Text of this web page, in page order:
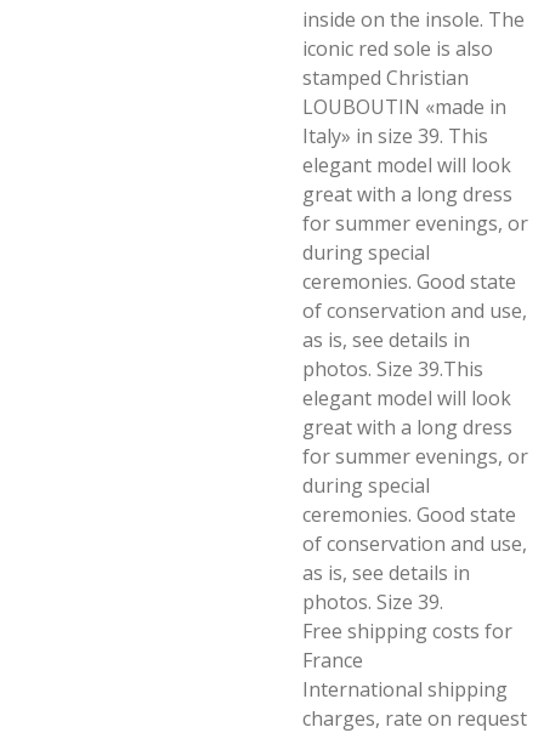
inside on the insole. The
iconic red sole is also
stamped Christian
LOUBOUTIN «made in
Italy» in size 39. This
elegant model will look
great with a long dress
for summer evenings, or
during special
ceremonies. Good state
of conservation and use,
as is, see details in
photos. Size 39.This
elegant model will look
great with a long dress
for summer evenings, or
during special
ceremonies. Good state
of conservation and use,
as is, see details in
photos. Size 39.
Free shipping costs for
France
International shipping
charges, rate on request